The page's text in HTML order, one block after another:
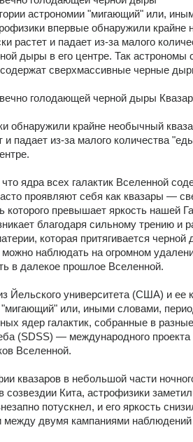
астрономии "мигающий" или,
впервые обнаружили крайне
растет и падает из-за малого
дыры в его центре. Так астрономы
содержат сверхмассивные черные
вечно голодающей черной дыры
обнаружили крайне необычный
и падает из-за малого количества
ядра всех галактик Вселенной
проявляют себя как квазары —
которого превышает яркость нашей
благодаря сильному трению и
которая притягивается
наблюдать на огромном
в далекое прошлое Вселенной.
Йельского университета (США) и ее
или, иными словами,
ядер галактик, собранные в
(SDSS) — международного
Вселенной.
квазаров в небольшой части
созвездии Кита, астрофизики
потускнел, и его яркость
между двумя кампаниями